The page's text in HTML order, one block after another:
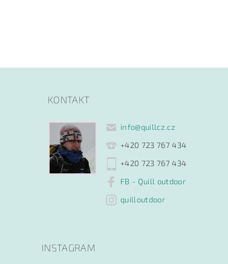
KONTAKT
info@quillcz.cz
+420 723 767 434
+420 723 767 434
FB - Quill outdoor
quilloutdoor
INSTAGRAM